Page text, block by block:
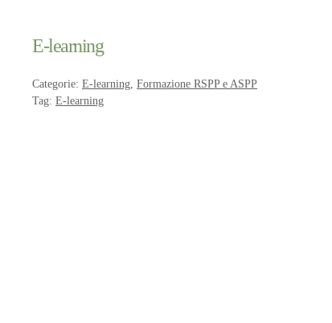
E-learning
Categorie: E-learning, Formazione RSPP e ASPP
Tag: E-learning